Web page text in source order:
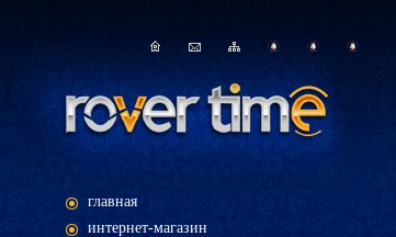
главная
интернет-магазин